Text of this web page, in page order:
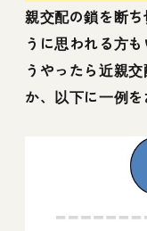
親交配の鎖を断
うに思われる方
うやったら近親
か、以下に一例を